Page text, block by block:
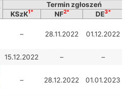
Termin zgłoszeń
KSzK1* NF2* DE3*
– 28.11.2022 01.12.2022
15.12.2022 – –
– 28.12.2022 01.01.2023